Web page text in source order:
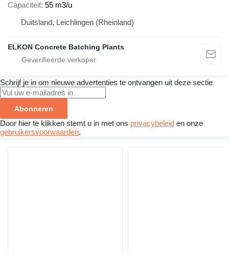
Capaciteit 55 m3/u
Duitsland, Leichlingen (Rheinland)
ELKON Concrete Batching Plants
Schrijf je in om nieuwe advertenties te ontvangen uit deze sectie
Abonneren
Door hier te klikken stemt u in met ons privacybeleid en onze
gebruikersvoorwaarden.